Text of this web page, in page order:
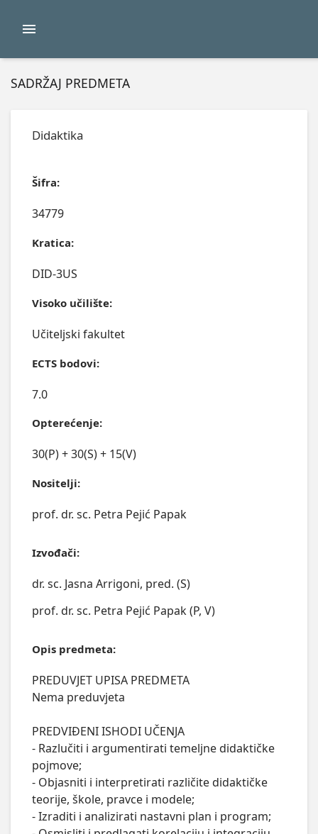
SADRŽAJ PREDMETA
Didaktika
Šifra:
34779
Kratica:
DID-3US
Visoko učilište:
Učiteljski fakultet
ECTS bodovi:
7.0
Opterećenje:
30(P) + 30(S) + 15(V)
Nositelji:
prof. dr. sc. Petra Pejić Papak
Izvođači:
dr. sc. Jasna Arrigoni, pred. (S)
prof. dr. sc. Petra Pejić Papak (P, V)
Opis predmeta:
PREDUVJET UPISA PREDMETA
Nema preduvjeta
PREDVIĐENI ISHODI UČENJA
- Razlučiti i argumentirati temeljne didaktičke
pojmove;
- Objasniti i interpretirati različite didaktičke
teorije, škole, pravce i modele;
- Izraditi i analizirati nastavni plan i program;